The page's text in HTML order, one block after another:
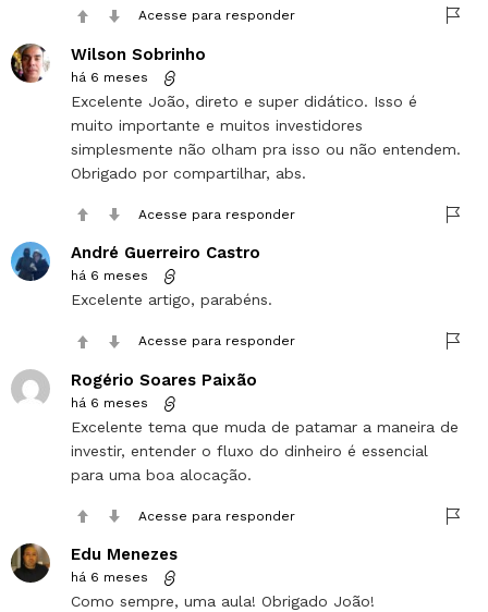
Acesse para responder
Wilson Sobrinho
há 6 meses
Excelente João, direto e super didático. Isso é
muito importante e muitos investidores
simplesmente não olham pra isso ou não entendem.
Obrigado por compartilhar, abs.
Acesse para responder
André Guerreiro Castro
há 6 meses
Excelente artigo, parabéns.
Acesse para responder
Rogério Soares Paixão
há 6 meses
Excelente tema que muda de patamar a maneira de
investir, entender o fluxo do dinheiro é essencial
para uma boa alocação.
Acesse para responder
Edu Menezes
há 6 meses
Como sempre, uma aula! Obrigado João!